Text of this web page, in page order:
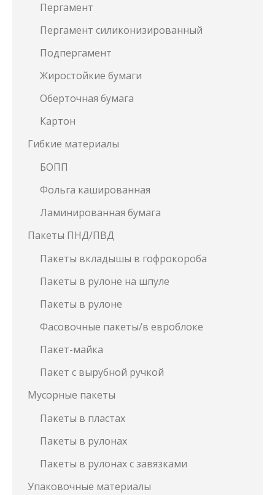
Пергамент
Пергамент силиконизированный
Подпергамент
Жиростойкие бумаги
Оберточная бумага
Картон
Гибкие материалы
БОПП
Фольга кашированная
Ламинированная бумага
Пакеты ПНД/ПВД
Пакеты вкладышы в гофрокороба
Пакеты в рулоне на шпуле
Пакеты в рулоне
Фасовочные пакеты/в евроблоке
Пакет-майка
Пакет с вырубной ручкой
Мусорные пакеты
Пакеты в пластах
Пакеты в рулонах
Пакеты в рулонах с завязками
Упаковочные материалы